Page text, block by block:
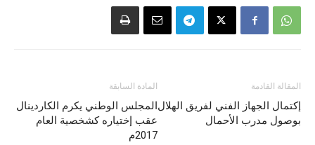
المادة السابقة
المجلس الوطني يكرم الكاردينال
عقب إختياره كشخصية العام
2017م
المقالة القادمة
إكتمال الجهاز الفني لفريق الهلال
بوصول مدرب الأحمال